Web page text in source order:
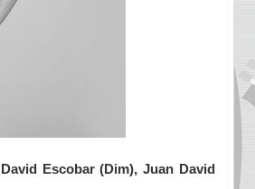
David Escobar (Dim), Juan David